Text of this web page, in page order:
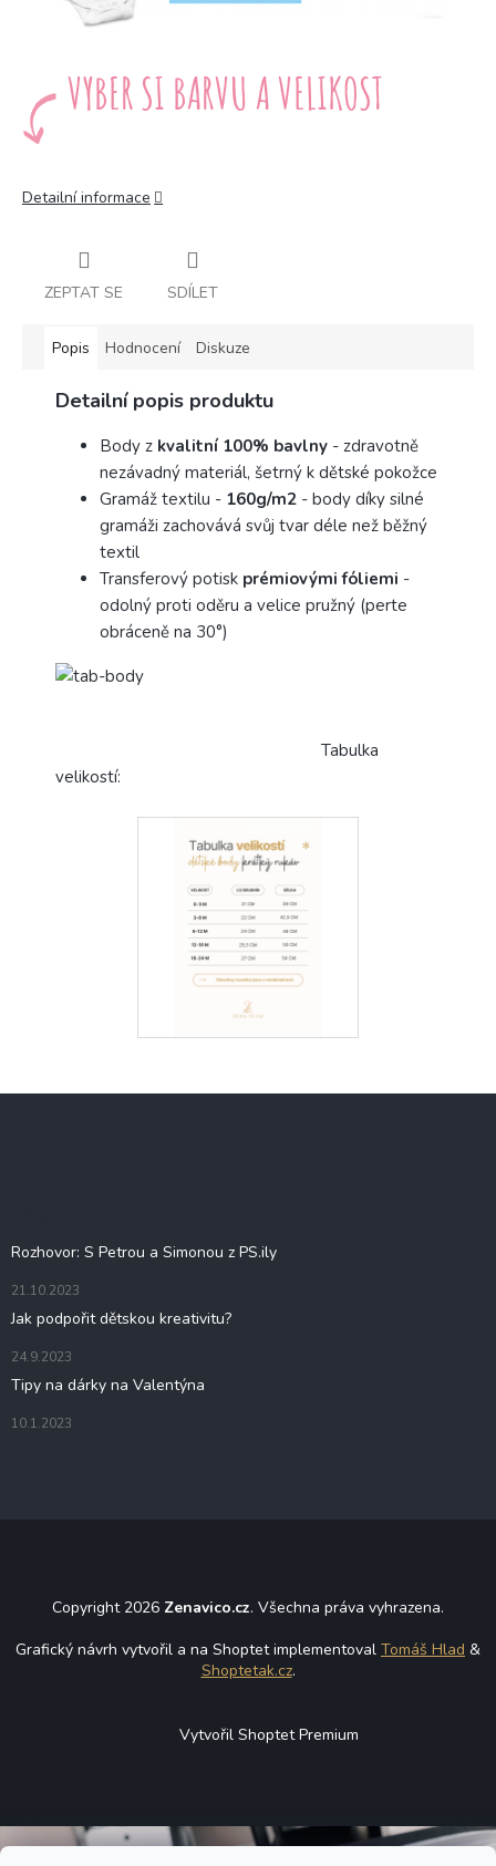
Detailní informace
ZEPTAT SE SDÍLET
Popis Hodnocení Diskuze
Detailní popis produktu
Body z kvalitní 100% bavlny - zdravotně
nezávadný materiál, šetrný k dětské pokožce
Gramáž textilu - 160g/m2 - body díky silné
gramáži zachovává svůj tvar déle než běžný
textil
Transferový potisk prémiovými fóliemi -
odolný proti oděru a velice pružný (perte
obráceně na 30°)
Tabulka
velikostí:
Rozhovor: S Petrou a Simonou z PS.ily
21.10.2023
Jak podpořit dětskou kreativitu?
24.9.2023
Tipy na dárky na Valentýna
10.1.2023
Copyright 2026 Zenavico.cz. Všechna práva vyhrazena.
Grafický návrh vytvořil a na Shoptet implementoval Tomáš Hlad &
Shoptetak.cz.
Vytvořil Shoptet Premium